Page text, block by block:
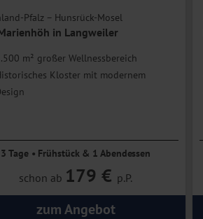
Pfalz – Hunsrück-Mosel
in Langweiler
m² großer Wellnessbereich
Kloster mit modernem
3 Tage • Frühstück & 1 Abendessen
schon ab 179 € p.P.
zum Angebot